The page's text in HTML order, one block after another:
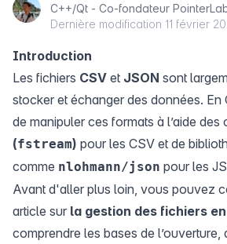
C++/Qt - Co-fondateur
Dernière modification 11 février
Introduction
Les fichiers CSV et JSON sont
stocker et échanger des données. En
de manipuler ces formats à l’aide des
(fstream) pour les CSV et de
comme nlohmann/json pour les
Avant d'aller plus loin, vous pouvez
article sur la gestion des fichiers en
comprendre les bases de l’ouverture,